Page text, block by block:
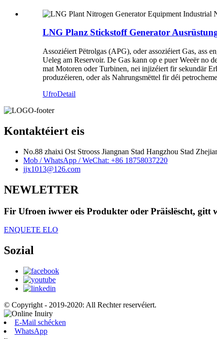
LNG Planz Stickstoff Generator
Assoziéiert Pëtrolgas (APG), oder assoziéiert Gas, ass
Ueleg am Reservoir. De Gas kann op e puer Weeër no
mat Motoren oder Turbinen, nei injizéiert fir sekundär
produzéieren, oder als Nahrungsmëttel fir déi
UfroDetail
Kontaktéiert eis
No.88 zhaixi Ost Strooss Jiangnan Stad Hangzhou Stad
Mob / WhatsApp / WeChat: +86 18758037220
jjx1013@126.com
NEWLETTER
Fir Ufroen iwwer eis Produkter oder Präislëscht,
ENQUETE ELO
Sozial
© Copyright - 2019-2020: All Rechter reservéiert.
E-Mail schécken
WhatsApp